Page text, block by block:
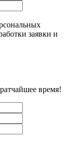
заявки и
время!